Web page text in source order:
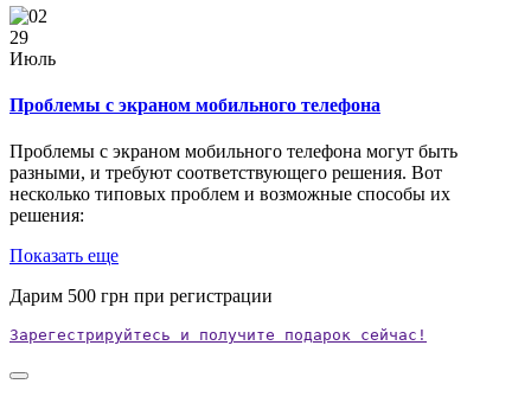
29
Июль
Проблемы с экраном мобильного телефона
Проблемы с экраном мобильного телефона могут быть
разными, и требуют соответствующего решения. Вот
несколько типовых проблем и возможные способы их
решения:
Показать еще
Дарим 500 грн при регистрации
Зарегестрируйтесь и получите подарок сейчас!